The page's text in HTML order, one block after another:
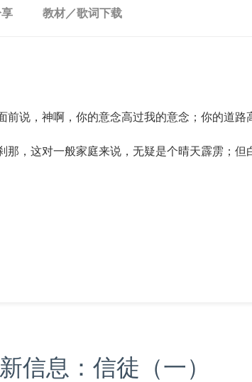
教材／歌词下载
前说，神啊，你的意念高过我的意念；你的道
那，这对一般家庭来说，无疑是个晴天霹雳；
信息：信徒（一）